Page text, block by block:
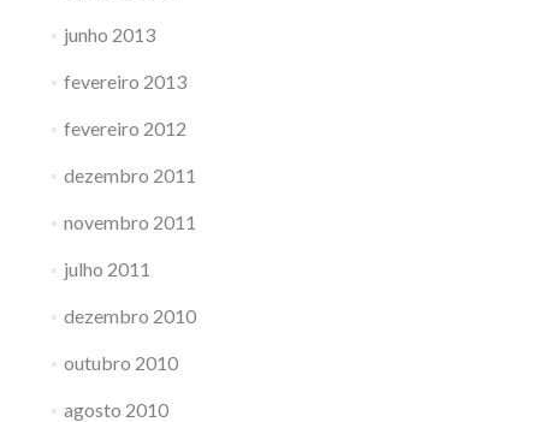
junho 2013
fevereiro 2013
fevereiro 2012
dezembro 2011
novembro 2011
julho 2011
dezembro 2010
outubro 2010
agosto 2010